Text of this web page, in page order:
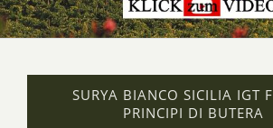
SURYA BIANCO SICILIA IGT
PRINCIPI DI BUTERA